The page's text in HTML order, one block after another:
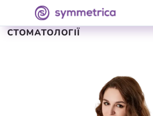
ЗУБНИЙ ТЕХНІК В РЕАЛЬНІЙ
СТОМАТОЛОГІЇ